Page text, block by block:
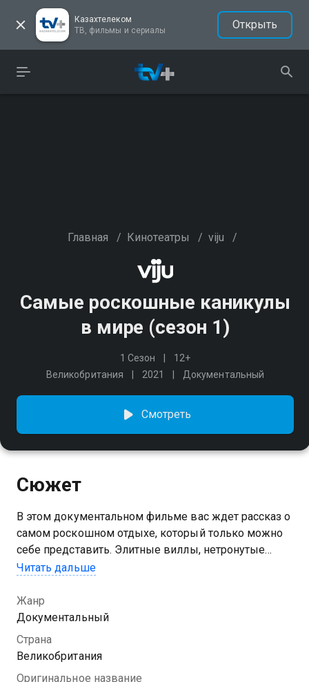
Казахтелеком
ТВ, фильмы и сериалы
Открыть
Главная / Кинотеатры / viju /
Самые роскошные каникулы
в мире (сезон 1)
1 Сезон
12+
Великобритания
2021 Документальный
Смотреть
Сюжет
В этом документальном фильме вас ждет рассказ о
самом роскошном отдыхе, который только можно
себе представить. Элитные виллы, нетронутые
пляжи, эксклюзивные отели – откройте для себя
Посмотреть онлайн 1 сезон сериала Самые
роскошные каникулы в мире вы можете
совершенно бесплатно в хорошем HD качестве на
Казахтелеком
Читать дальше
Жанр
Документальный
Страна
Великобритания
Оригинальное название